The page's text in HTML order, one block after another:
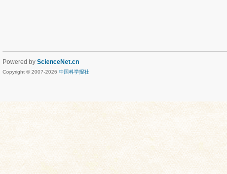
Powered by ScienceNet.cn
Copyright © 2007-2026 中国科学报社